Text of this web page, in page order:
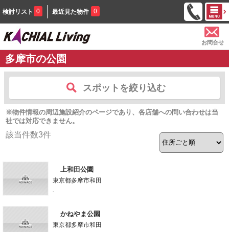
検討リスト 0 最近見た物件 0
お問合せ
多摩市の公園
スポットを絞り込む
※物件情報の周辺施設紹介のページであり、各店舗への問い合わせは当
社では対応できません。
該当件数3件
上和田公園
東京都多摩市和田
-
かねやま公園
東京都多摩市和田